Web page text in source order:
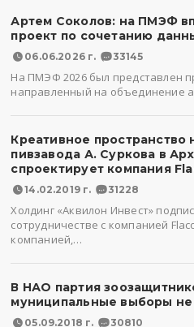
Артем Соколов: на ПМЭФ
проект по сочетанию
06.06.2026 г. 33145
На ПМЭФ 2026 был представлен
направленный на объединение
Креативное пространство
пивзавода А. Суркова в
спроектирует компания
14.02.2019 г. 31228
Холдинг «Аквилон Инвест»
сотрудничестве с компанией
компанией,…
В НАО партия
муниципальные выборы не
05.09.2018 г. 30810